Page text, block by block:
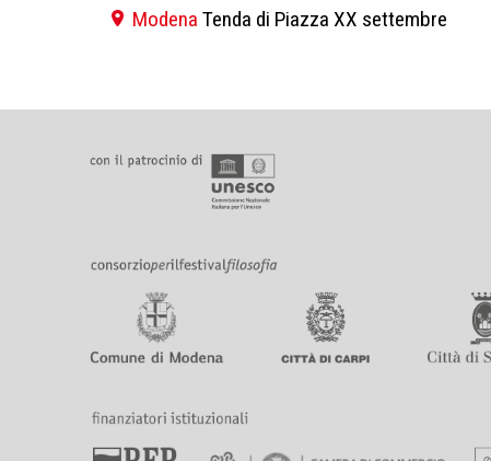
Modena Tenda di Piazza XX settembre